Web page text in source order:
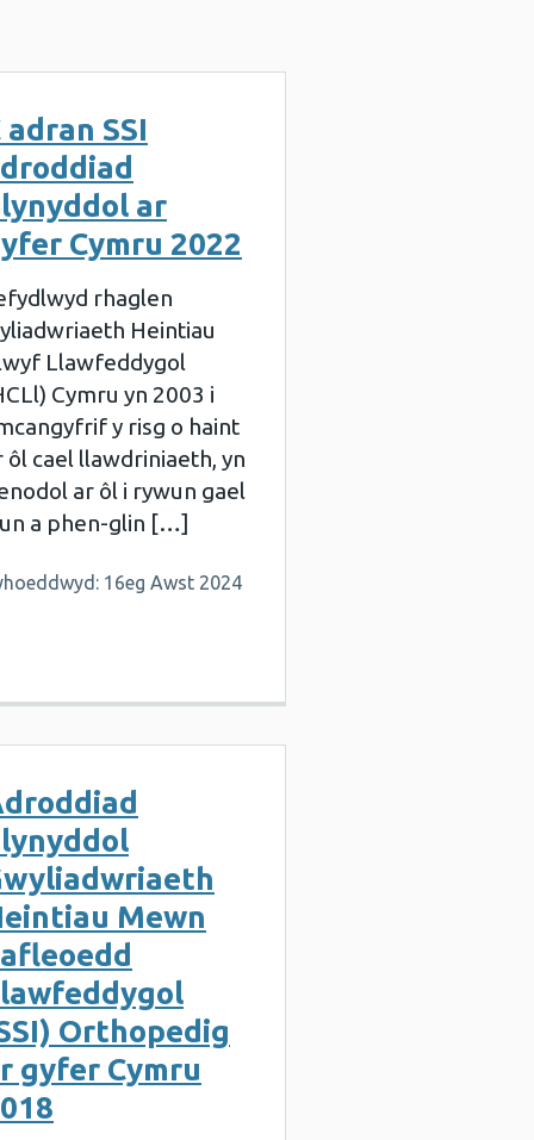
adran SSI
ar
Cymru 2022
rhaglen
Heintiau
Llawfeddygol
Cymru yn 2003 i
y risg o haint
ôl cael llawdriniaeth, yn
ar ôl i rywun gael
a phen-glin […]
16eg Awst 2024
Mewn
Orthopedig
gyfer Cymru